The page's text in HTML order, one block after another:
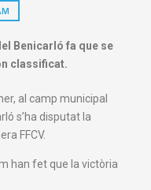
Benicarló fa que se
classificat.
al camp municipal
s’ha disputat la
FFCV.
han fet que la victòria